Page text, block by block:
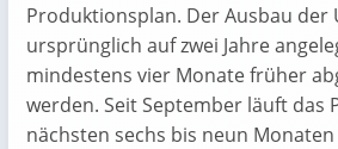
Produktionsplan. Der Ausbau der
ursprünglich auf zwei Jahre
mindestens vier Monate früher
werden. Seit September läuft das
nächsten sechs bis neun